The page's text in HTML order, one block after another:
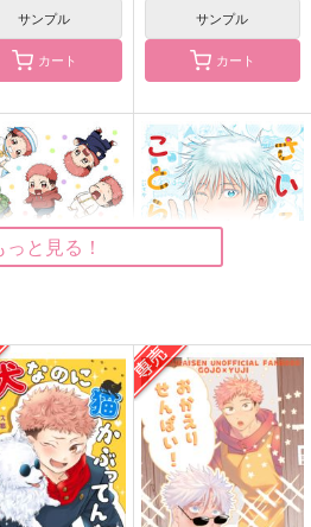
ゃかめっちゃか
円（税込）
悟×虎杖悠仁
今どうしても伝えたく
って
タバラ缶
692円（税込）
サンプル
カート
サンプル
カート
にっき２０
円（税込）
戦
×虎杖悠仁
さいろく ことらにっ
き２
Harm
3,929 円（税込）
呪術廻戦
五条悟×虎杖悠仁
っと見る！